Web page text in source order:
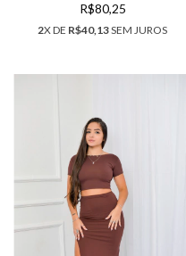
R$80,25
2X DE R$40,13SEM JUROS